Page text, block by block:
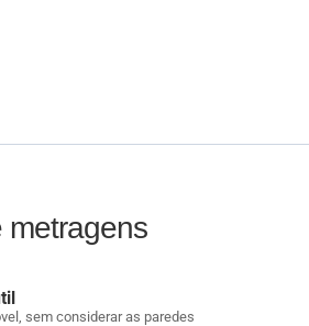
metragens
sem considerar as paredes